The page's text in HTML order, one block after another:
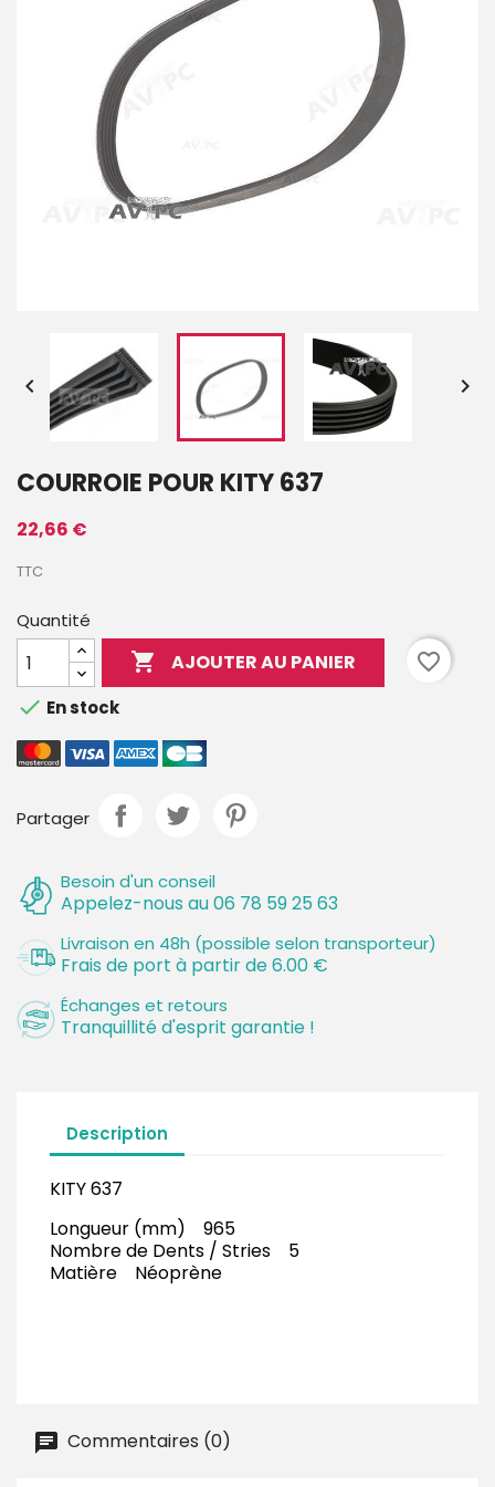
 
COURROIE POUR KITY 637
22,66 €
TTC
Quantité
 AJOUTER AU PANIER
favorite_border
 En stock
Partager
Besoin d'un conseil
Appelez-nous au 06 78 59 25 63
Livraison en 48h (possible selon transporteur)
Frais de port à partir de 6.00 €
Échanges et retours
Tranquillité d'esprit garantie !
Description
KITY 637
Longueur (mm) 965
Nombre de Dents / Stries 5
Matière Néoprène
Commentaires (0)